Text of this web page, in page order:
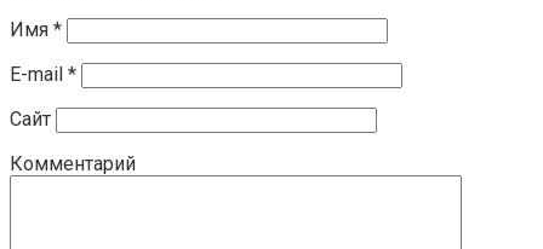
Имя *
E-mail *
Сайт
Комментарий